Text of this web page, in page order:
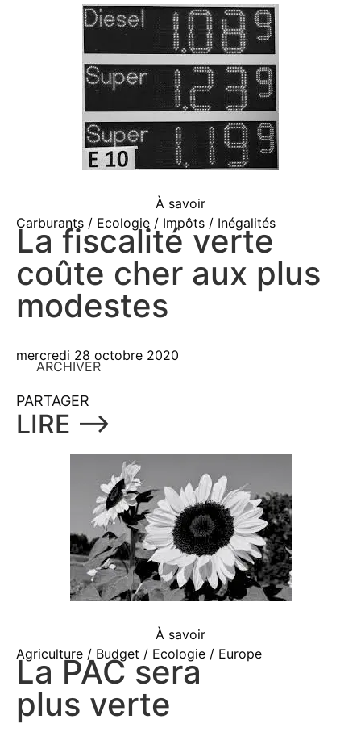
À savoir
Carburants / Ecologie / Impôts / Inégalités
La fiscalité verte
coûte cher aux plus
modestes
mercredi 28 octobre 2020
ARCHIVER
PARTAGER
LIRE ⟶
À savoir
Agriculture / Budget / Ecologie / Europe
La PAC sera
plus verte